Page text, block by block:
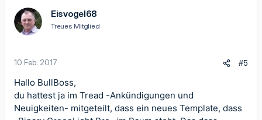
Eisvogel68
Treues Mitglied
10 Feb. 2017 #5
Hallo BullBoss,
du hattest ja im Tread -Ankündigungen und
Neuigkeiten- mitgeteilt, dass ein neues Template, dass